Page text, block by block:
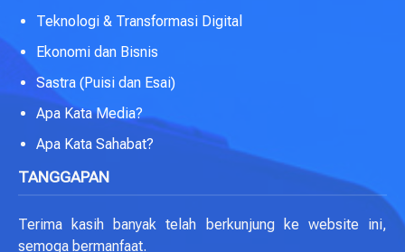
Teknologi & Transformasi Digital
Ekonomi dan Bisnis
Sastra (Puisi dan Esai)
Apa Kata Media?
Apa Kata Sahabat?
TANGGAPAN
Terima kasih banyak telah berkunjung ke website ini,
semoga bermanfaat.